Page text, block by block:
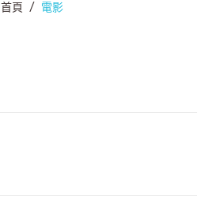
首頁 / 電影